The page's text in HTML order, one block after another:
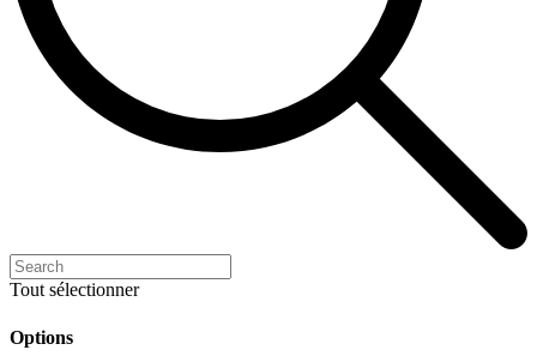
Tout sélectionner
Options